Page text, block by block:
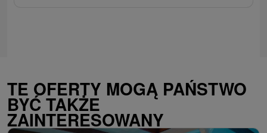
TE OFERTY MOGĄ PAŃSTWO
BYĆ TAKŻE
ZAINTERESOWANY